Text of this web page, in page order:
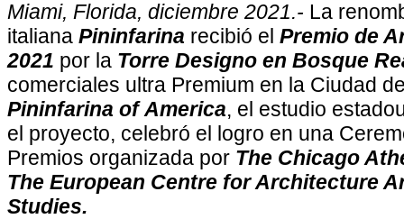
Miami, Florida, diciembre 2021.- La
italiana Pininfarina recibió el Premio de
2021 por la Torre Designo en Bosque
comerciales ultra Premium en la Ciudad
Pininfarina of America, el estudio
el proyecto, celebró el logro en una
Premios organizada por The Chicago
The European Centre for Architecture
Studies.